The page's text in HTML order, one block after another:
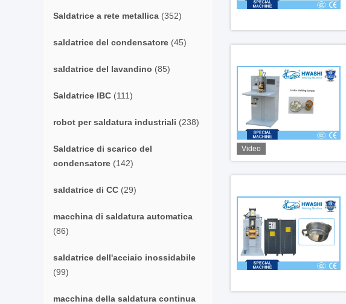
Saldatrice a rete metallica (352)
saldatrice del condensatore (45)
saldatrice del lavandino (85)
Saldatrice IBC (111)
robot per saldatura industriali (238)
Saldatrice di scarico del
condensatore (142)
saldatrice di CC (29)
macchina di saldatura automatica
(86)
saldatrice dell'acciaio inossidabile
(99)
macchina della saldatura continua
Video